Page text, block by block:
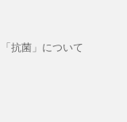
抗菌」について